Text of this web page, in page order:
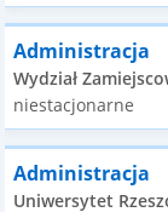
Administracja
Wydział
niestacjonarne
Administracja
Uniwersytet